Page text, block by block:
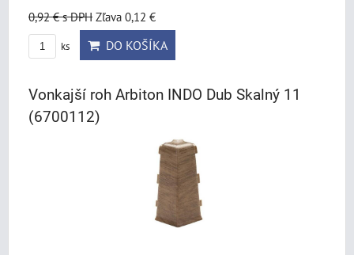
0,92 €s DPH Zľava 0,12 €
ks DO KOŠÍKA
Vonkajší roh Arbiton INDO Dub Skalný 11
(6700112)